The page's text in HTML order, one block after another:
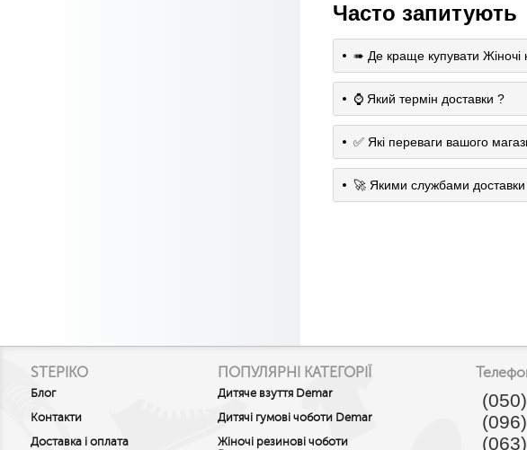
Часто запитують
➠ Де краще купувати Жіночі
⌚️ Який термін доставки ?
✅ Які переваги вашого
🚀 Якими службами доставки
STEPIKO
Блог
Контакти
Доставка і оплата
ПОПУЛЯРНІ КАТЕГОРІЇ
Дитяче взуття Demar
Дитячі гумові чоботи Demar
Жіночі резинові чоботи